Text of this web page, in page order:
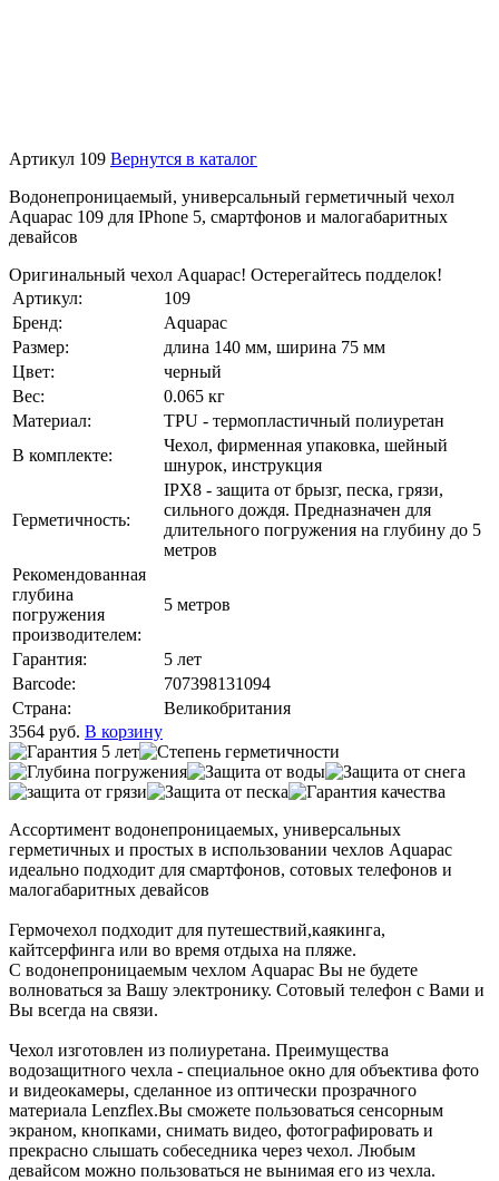
Артикул 109 Вернутся в каталог
Водонепроницаемый, универсальный герметичный чехол
Aquapac 109 для IPhone 5, смартфонов и малогабаритных
девайсов
Оригинальный чехол Aquapac! Остерегайтесь подделок!
Артикул:
109
Бренд:
Aquapac
Размер:
длина 140 мм, ширина 75 мм
Цвет:
черный
Вес:
0.065 кг
Материал:
TPU - термопластичный полиуретан
В комплекте:
Чехол, фирменная упаковка, шейный
шнурок, инструкция
Герметичность:
IPX8 - защита от брызг, песка, грязи,
сильного дождя. Предназначен для
длительного погружения на глубину до 5
метров
Рекомендованная
глубина
погружения
производителем:
5 метров
Гарантия:
5 лет
Barcode:
707398131094
Страна:
Великобритания
3564 руб. В корзину
Ассортимент водонепроницаемых, универсальных
герметичных и простых в использовании чехлов Aquapac
идеально подходит для смартфонов, сотовых телефонов и
малогабаритных девайсов
Гермочехол подходит для путешествий,каякинга,
кайтсерфинга или во время отдыха на пляже.
С водонепроницаемым чехлом Aquapac Вы не будете
волноваться за Вашу электронику. Сотовый телефон с Вами и
Вы всегда на связи.
Чехол изготовлен из полиуретана. Преимущества
водозащитного чехла - специальное окно для объектива фото
и видеокамеры, сделанное из оптически прозрачного
материала Lenzflex.Вы сможете пользоваться сенсорным
экраном, кнопками, снимать видео, фотографировать и
прекрасно слышать собеседника через чехол. Любым
девайсом можно пользоваться не вынимая его из чехла.